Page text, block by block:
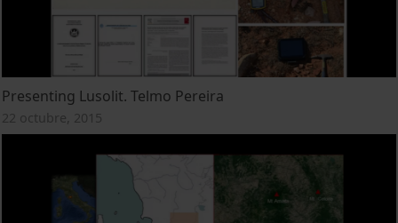
Presenting Lusolit. Telmo Pereira
22 octubre, 2015